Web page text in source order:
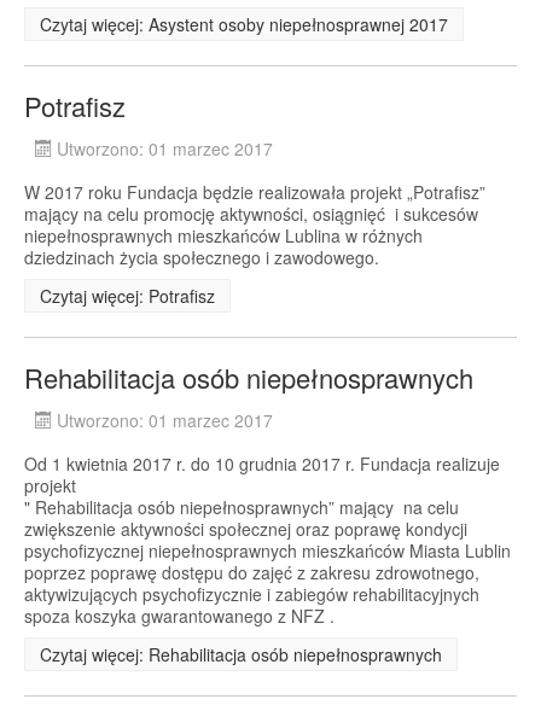
Czytaj więcej: Asystent osoby niepełnosprawnej 2017
Potrafisz
Utworzono: 01 marzec 2017
W 2017 roku Fundacja będzie realizowała projekt „Potrafisz”
mający na celu promocję aktywności, osiągnięć i sukcesów
niepełnosprawnych mieszkańców Lublina w różnych
dziedzinach życia społecznego i zawodowego.
Czytaj więcej: Potrafisz
Rehabilitacja osób niepełnosprawnych
Utworzono: 01 marzec 2017
Od 1 kwietnia 2017 r. do 10 grudnia 2017 r. Fundacja realizuje
projekt
" Rehabilitacja osób niepełnosprawnych” mający na celu
zwiększenie aktywności społecznej oraz poprawę kondycji
psychofizycznej niepełnosprawnych mieszkańców Miasta Lublin
poprzez poprawę dostępu do zajęć z zakresu zdrowotnego,
aktywizujących psychofizycznie i zabiegów rehabilitacyjnych
spoza koszyka gwarantowanego z NFZ .
Czytaj więcej: Rehabilitacja osób niepełnosprawnych